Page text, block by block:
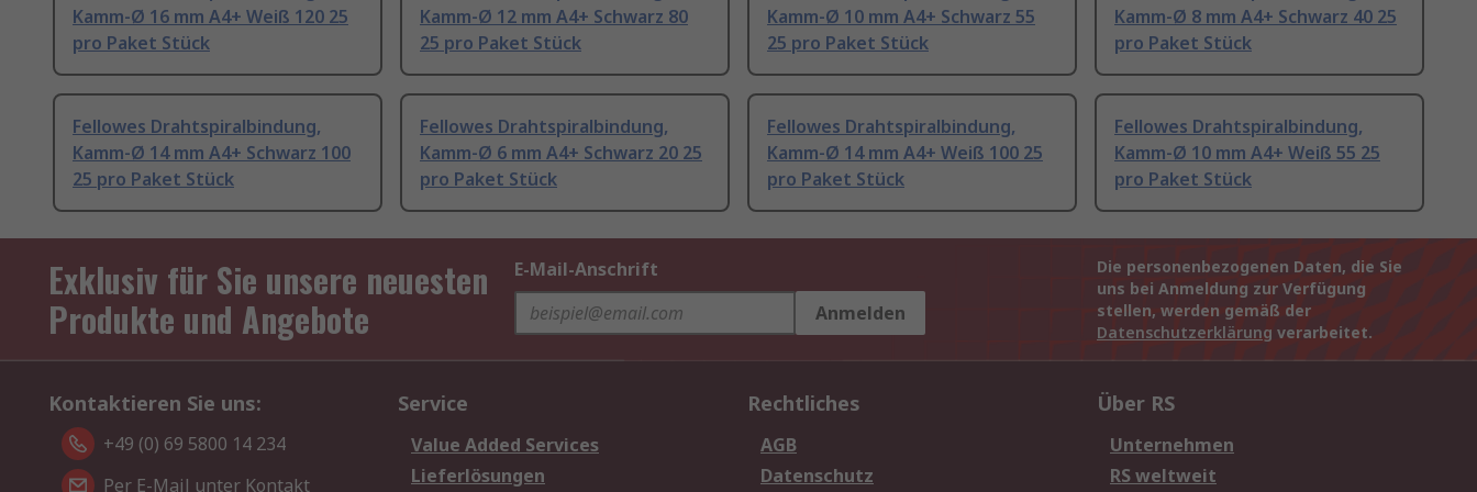
Kamm-Ø 16 mm A4+ Weiß 120 25
pro Paket Stück
Kamm-Ø 12 mm A4+ Schwarz 80
25 pro Paket Stück
Kamm-Ø 10 mm A4+ Schwarz 55
25 pro Paket Stück
Kamm-Ø 8 mm A4+ Schwarz 40 25
pro Paket Stück
Fellowes Drahtspiralbindung,
Kamm-Ø 14 mm A4+ Schwarz 100
25 pro Paket Stück
Fellowes Drahtspiralbindung,
Kamm-Ø 6 mm A4+ Schwarz 20 25
pro Paket Stück
Fellowes Drahtspiralbindung,
Kamm-Ø 14 mm A4+ Weiß 100 25
pro Paket Stück
Fellowes Drahtspiralbindung,
Kamm-Ø 10 mm A4+ Weiß 55 25
pro Paket Stück
Exklusiv für Sie unsere neuesten
Produkte und Angebote
E-Mail-Anschrift
Anmelden
Die personenbezogenen Daten, die Sie
uns bei Anmeldung zur Verfügung
stellen, werden gemäß der
Datenschutzerklärung verarbeitet.
Kontaktieren Sie uns:
+49 (0) 69 5800 14 234
Per E-Mail unter Kontakt
Service
Value Added Services
Lieferlösungen
Rechtliches
AGB
Datenschutz
Über RS
Unternehmen
RS weltweit